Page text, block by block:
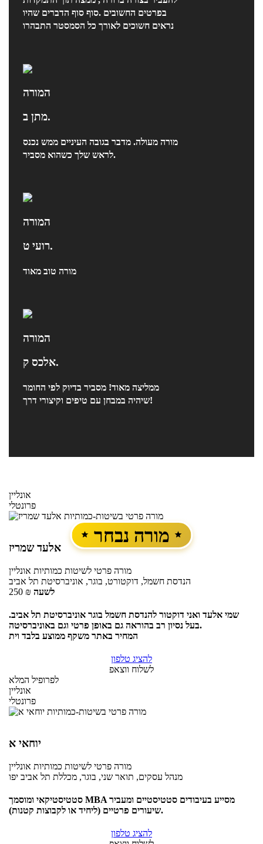
בפרטים החשובים .סוף סוף הדברים שהיו
נראים חשוכים לאורך כל הסמסטר התבהרו
המורה
מתן ב.
מורה מעולה. מדבר בגובה העיניים ממש נכנס
לראש שלך כשהוא מסביר.
המורה
רועי ט.
מורה טוב מאוד
המורה
אלכס ק.
ממליצה מאוד! מסביר בדיוק לפי החומר
שיהיה במבחן עם טיפים וקיצורי דרך!
אונליין
פרונטלי
מורה נבחר
אלעד שמריז
מורה פרטי לשיטות כמותיות אונליין
הנדסת חשמל, דוקטורט, בוגר, אוניברסיטת תל אביב
250 ₪ לשעה
שמי אלעד ואני דוקטור להנדסת חשמל בוגר אוניברסיטת תל אביב.
בעל נסיון רב בהוראה גם באופן פרטי וגם באוניברסיטה.
המחיר באתר משקף ממוצע בלבד וית
להציג טלפון
לשלוח ווצאפ
לפרופיל המלא
אונליין
פרונטלי
יוחאי א
מורה פרטי לשיטות כמותיות אונליין
מנהל עסקים, תואר שני, בוגר, מכללת תל אביב יפו
סטטיסטיקאי ומוסמך MBA מסייע בעיבודים סטטיסטיים ומעביר
שיעורים פרטיים (ליחיד או לקבוצות קטנות).
להציג טלפון